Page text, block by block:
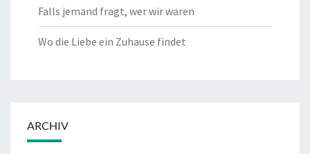
Falls jemand fragt, wer wir waren
Wo die Liebe ein Zuhause findet
ARCHIV